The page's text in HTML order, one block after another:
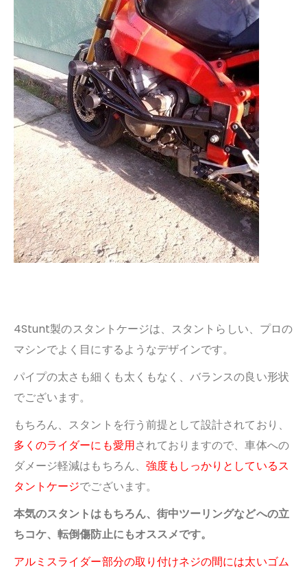
4Stunt製のスタントケージは、スタントらしい、プロの
マシンでよく目にするようなデザインです。
パイプの太さも細くも太くもなく、バランスの良い形状
でございます。
もちろん、スタントを行う前提として設計されており、
多くのライダーにも愛用されておりますので、車体への
ダメージ軽減はもちろん、 強度もしっかりとしているス
タントケージでございます。
本気のスタントはもちろん、街中ツーリングなどへの立
ちコケ、転倒傷防止にもオススメです。
アルミスライダー部分の取り付けネジの間には太いゴム